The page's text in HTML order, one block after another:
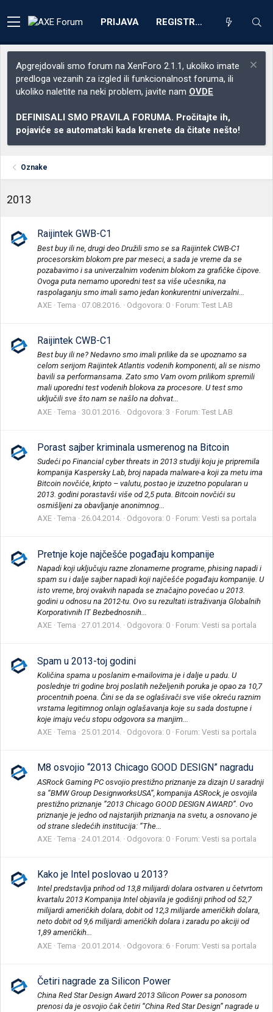
PRIJAVA REGISTRACIJA
Apgrejdovali smo forum na XenForo 2.1.1, ukoliko imate
predloga vezanih za izgled ili funkcionalnost foruma, ili
ukoliko naletite na neki problem, javite nam OVDE
DEFINISALI SMO PRAVILA FORUMA. Pročitajte ih,
pojaviće se automatski kada krenete da čitate nešto!
Oznake
2013
Raijintek GWB-C1
Best buy ili ne, drugi deo Družili smo se sa Raijintek CWB-C1
procesorskim blokom pre par meseci, a sada je vreme da se
pozabavimo i sa univerzalnim vodenim blokom za grafičke čipove.
Ovoga puta nemamo uporedni test sa više učesnika, na
raspolaganju smo imali samo jedan konkurentni univerzalni...
AXE Tema 07.08.2016. Odgovora: 0 Forum: Test LAB
Raijintek CWB-C1
Best buy ili ne? Nedavno smo imali prilike da se upoznamo sa
celom serijom Raijintek Atlantis vodenih komponenti, ali se nismo
bavili sa performansama. Zato smo Vam ovom prilikom spremili
mali uporedni test vodenih blokova za procesore. U test smo
uključili sve što nam se našlo na dohvat...
AXE Tema 30.01.2016. Odgovora: 3 Forum: Test LAB
Porast sajber kriminala usmerenog na Bitcoin
Sudeći po Financial cyber threats in 2013 studiji koju je pripremila
kompanija Kaspersky Lab, broj napada malware-a koji za metu ima
Bitcoin novčiće, kripto – valutu, postao je izuzetno popularan u
2013. godini porastavši više od 2,5 puta. Bitcoin novčići su
osmišljeni za obavljanje anonimnog...
AXE Tema 26.04.2014. Odgovora: 0 Forum: Vesti sa portala
Pretnje koje najčešće pogađaju kompanije
Napadi koji uključuju razne zlonamerne programe, phising napadi i
spam su i dalje sajber napadi koji najčešće pogađaju kompanije. U
isto vreme, broj ovakvih napada se značajno povećao u 2013.
godini u odnosu na 2012-tu. Ovo su rezultati istraživanja Globalnih
Korporativnih IT Bezbednosnih...
AXE Tema 27.01.2014. Odgovora: 0 Forum: Vesti sa portala
Spam u 2013-toj godini
Količina spama u poslanim e-mailovima je i dalje u padu. U
poslednje tri godine broj poslatih neželjenih poruka je opao za 10,7
procentnih poena. Čini se da se oglašivači sve više okreću raznim
vrstama legitimnog onlajn oglašavanja koje su sada dostupne i
koje imaju veću stopu odgovora sa manjim...
AXE Tema 25.01.2014. Odgovora: 0 Forum: Vesti sa portala
M8 osvojio “2013 Chicago GOOD DESIGN” nagradu
ASRock Gaming PC osvojio prestižno priznanje za dizajn U saradnji
sa “BMW Group DesignworksUSA”, kompanija ASRock, je osvojila
prestižno priznanje ”2013 Chicago GOOD DESIGN AWARD”. Ovo
priznanje je jedno od najstarijih priznanja na svetu, a osnovano je
od strane sledećih institucija: “The...
AXE Tema 24.01.2014. Odgovora: 0 Forum: Vesti sa portala
Kako je Intel poslovao u 2013?
Intel predstavlja prihod od 13,8 milijardi dolara ostvaren u četvrtom
kvartalu 2013 Kompanija Intel objavila je godišnji prihod od 52,7
milijardi američkih dolara, dobit od 12,3 milijarde američkih dolara,
neto dobit od 9,6 milijardi američkih dolara i zaradu po akciji od
1,89 američkih...
AXE Tema 20.01.2014. Odgovora: 6 Forum: Vesti sa portala
Četiri nagrade za Silicon Power
China Red Star Design Award 2013 Silicon Power sa ponosom
prenosi da je osvojio čak četiri “China Red Star Design” nagrade u